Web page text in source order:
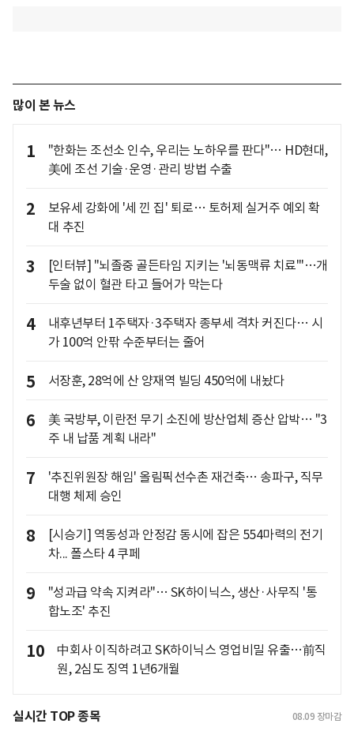
많이 본 뉴스
1
"한화는 조선소 인수, 우리는 노하우를 판다"… HD현대,
美에 조선 기술·운영·관리 방법 수출
2
보유세 강화에 '세 낀 집' 퇴로… 토허제 실거주 예외 확
대 추진
3
[인터뷰] "뇌졸중 골든타임 지키는 '뇌동맥류 치료'"…개
두술 없이 혈관 타고 들어가 막는다
4
내후년부터 1주택자·3주택자 종부세 격차 커진다… 시
가 100억 안팎 수준부터는 줄어
5 서장훈, 28억에 산 양재역 빌딩 450억에 내놨다
6
美 국방부, 이란전 무기 소진에 방산업체 증산 압박… "3
주 내 납품 계획 내라"
7
'추진위원장 해임' 올림픽선수촌 재건축… 송파구, 직무
대행 체제 승인
8
[시승기] 역동성과 안정감 동시에 잡은 554마력의 전기
차... 폴스타 4 쿠페
9
"성과급 약속 지켜라"… SK하이닉스, 생산·사무직 '통
합노조' 추진
10
中회사 이직하려고 SK하이닉스 영업비밀 유출…前직
원, 2심도 징역 1년6개월
실시간 TOP 종목 08.09 장마감